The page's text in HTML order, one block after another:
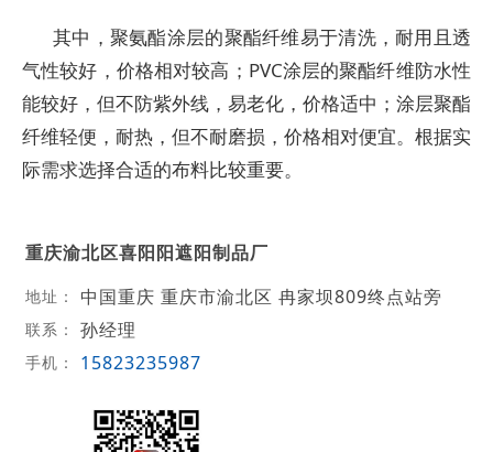
其中，聚氨酯涂层的聚酯纤维易于清洗，耐用且透
气性较好，价格相对较高；PVC涂层的聚酯纤维防水性
能较好，但不防紫外线，易老化，价格适中；涂层聚酯
纤维轻便，耐热，但不耐磨损，价格相对便宜。根据实
际需求选择合适的布料比较重要。
重庆渝北区喜阳阳遮阳制品厂
地址： 中国重庆 重庆市渝北区 冉家坝809终点站旁
联系： 孙经理
手机： 15823235987